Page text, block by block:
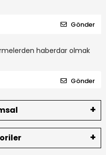
Gönder
haberdar olmak
Gönder